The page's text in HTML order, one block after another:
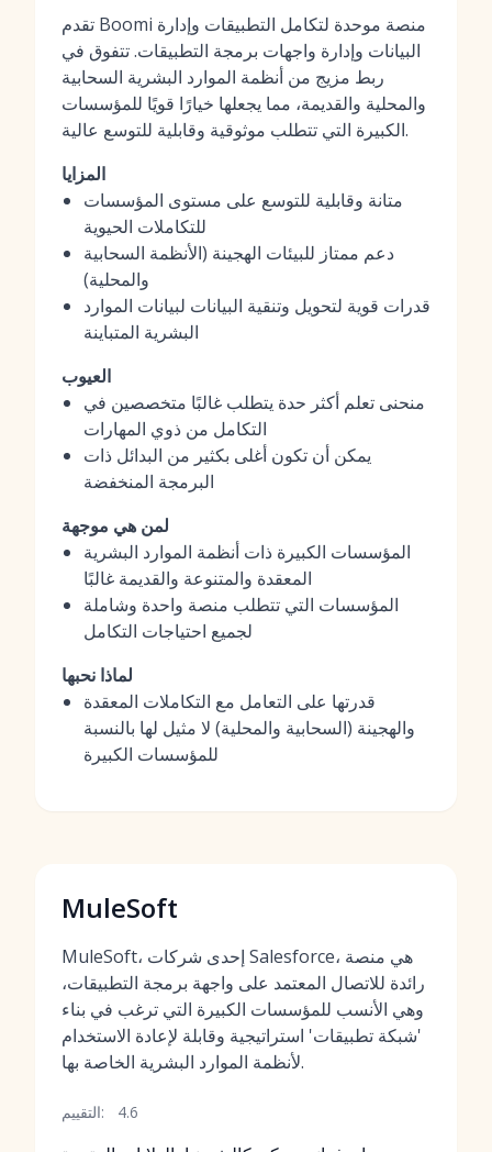
تقدم Boomi منصة موحدة لتكامل التطبيقات وإدارة
البيانات وإدارة واجهات برمجة التطبيقات. تتفوق في
ربط مزيج من أنظمة الموارد البشرية السحابية
والمحلية والقديمة، مما يجعلها خيارًا قويًا للمؤسسات
الكبيرة التي تتطلب موثوقية وقابلية للتوسع عالية.
المزايا
متانة وقابلية للتوسع على مستوى المؤسسات
للتكاملات الحيوية
دعم ممتاز للبيئات الهجينة (الأنظمة السحابية
والمحلية)
قدرات قوية لتحويل وتنقية البيانات لبيانات الموارد
البشرية المتباينة
العيوب
منحنى تعلم أكثر حدة يتطلب غالبًا متخصصين في
التكامل من ذوي المهارات
يمكن أن تكون أغلى بكثير من البدائل ذات
البرمجة المنخفضة
لمن هي موجهة
المؤسسات الكبيرة ذات أنظمة الموارد البشرية
المعقدة والمتنوعة والقديمة غالبًا
المؤسسات التي تتطلب منصة واحدة وشاملة
لجميع احتياجات التكامل
لماذا نحبها
قدرتها على التعامل مع التكاملات المعقدة
والهجينة (السحابية والمحلية) لا مثيل لها بالنسبة
للمؤسسات الكبيرة
MuleSoft
MuleSoft، إحدى شركات Salesforce، هي منصة
رائدة للاتصال المعتمد على واجهة برمجة التطبيقات،
وهي الأنسب للمؤسسات الكبيرة التي ترغب في بناء
'شبكة تطبيقات' استراتيجية وقابلة لإعادة الاستخدام
لأنظمة الموارد البشرية الخاصة بها.
التقييم: 4.6